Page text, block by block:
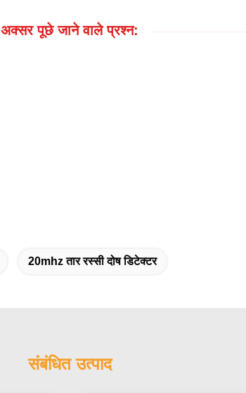
अक्सर पूछे जाने वाले प्रश्न:
20mhz तार रस्सी दोष डिटेक्टर
संबंधित उत्पाद